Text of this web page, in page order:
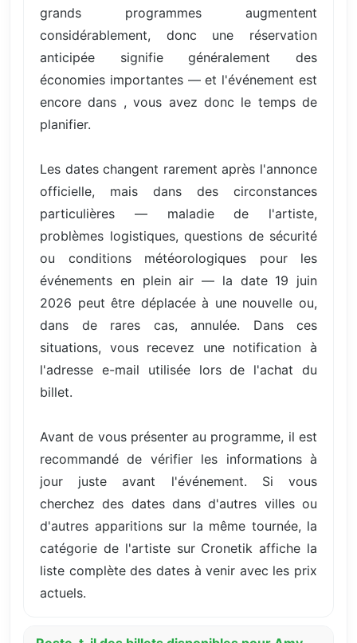
grands programmes augmentent
considérablement, donc une réservation
anticipée signifie généralement des
économies importantes — et l'événement est
encore dans , vous avez donc le temps de
planifier.
Les dates changent rarement après l'annonce
officielle, mais dans des circonstances
particulières — maladie de l'artiste,
problèmes logistiques, questions de sécurité
ou conditions météorologiques pour les
événements en plein air — la date 19 juin
2026 peut être déplacée à une nouvelle ou,
dans de rares cas, annulée. Dans ces
situations, vous recevez une notification à
l'adresse e-mail utilisée lors de l'achat du
billet.
Avant de vous présenter au programme, il est
recommandé de vérifier les informations à
jour juste avant l'événement. Si vous
cherchez des dates dans d'autres villes ou
d'autres apparitions sur la même tournée, la
catégorie de l'artiste sur Cronetik affiche la
liste complète des dates à venir avec les prix
actuels.